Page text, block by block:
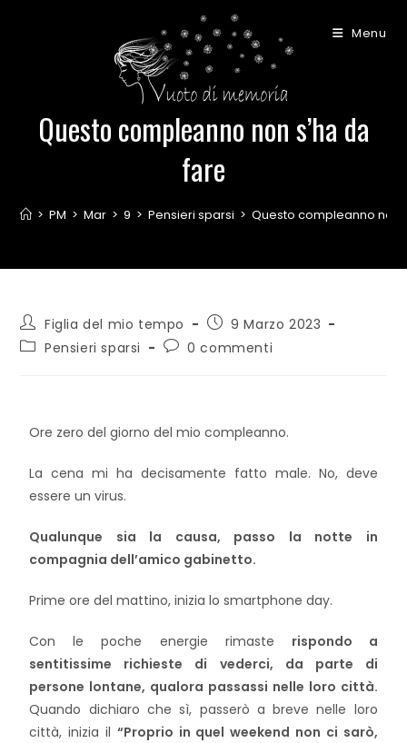
Menu
Questo compleanno non s’ha da
fare
> PM > Mar > 9 > Pensieri sparsi > Questo compleanno non
Figlia del mio tempo
9 Marzo 2023
Pensieri sparsi
0 commenti
Ore zero del giorno del mio compleanno.
La cena mi ha decisamente fatto male. No, deve
essere un virus.
Qualunque sia la causa, passo la notte in
compagnia dell’amico gabinetto.
Prime ore del mattino, inizia lo smartphone day.
Con le poche energie rimaste rispondo a
sentitissime richieste di vederci, da parte di
persone lontane, qualora passassi nelle loro città.
Quando dichiaro che sì, passerò a breve nelle loro
città, inizia il “Proprio in quel weekend non ci sarò,